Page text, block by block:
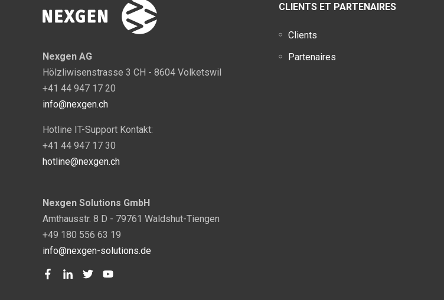
Nexgen AG
Hölzliwisenstrasse 3 CH - 8604 Volketswil
+41 44 947 17 20
info@nexgen.ch
Hotline IT-Support Kontakt:
+41 44 947 17 30
hotline@nexgen.ch
Nexgen Solutions GmbH
Amthausstr. 8 D - 79761 Waldshut-Tiengen
+49 180 556 63 19
info@nexgen-solutions.de
CLIENTS ET PARTENAIRES
Clients
Partenaires